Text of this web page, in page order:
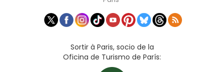
Sortir à Paris, socio de la
Oficina de Turismo de París: